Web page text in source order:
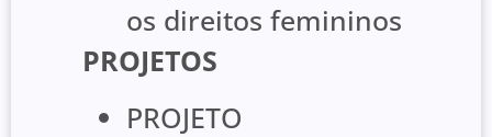
os direitos femininos
PROJETOS
PROJETO